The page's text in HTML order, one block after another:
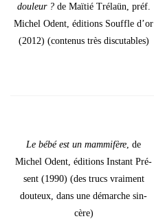
dou­leur ? de Maï­tié Tré­laün, préf.
Michel Odent, édi­tions Souffle d’or
(2012) (conte­nus très dis­cu­tables)
Le bébé est un mam­mi­fère , de
Michel Odent, édi­tions Ins­tant Pré­
sent (1990) (des trucs vrai­ment
dou­teux, dans une démarche sin­
cère)